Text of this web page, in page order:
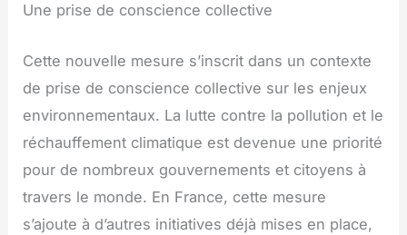
Une prise de conscience collective
Cette nouvelle mesure s’inscrit dans un contexte
de prise de conscience collective sur les enjeux
environnementaux. La lutte contre la pollution et le
réchauffement climatique est devenue une priorité
pour de nombreux gouvernements et citoyens à
travers le monde. En France, cette mesure
s’ajoute à d’autres initiatives déjà mises en place,